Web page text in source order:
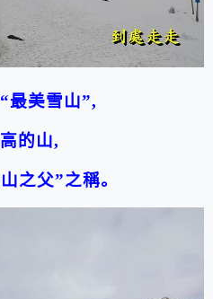
最美雪山”,
的山,
之父”之稱。